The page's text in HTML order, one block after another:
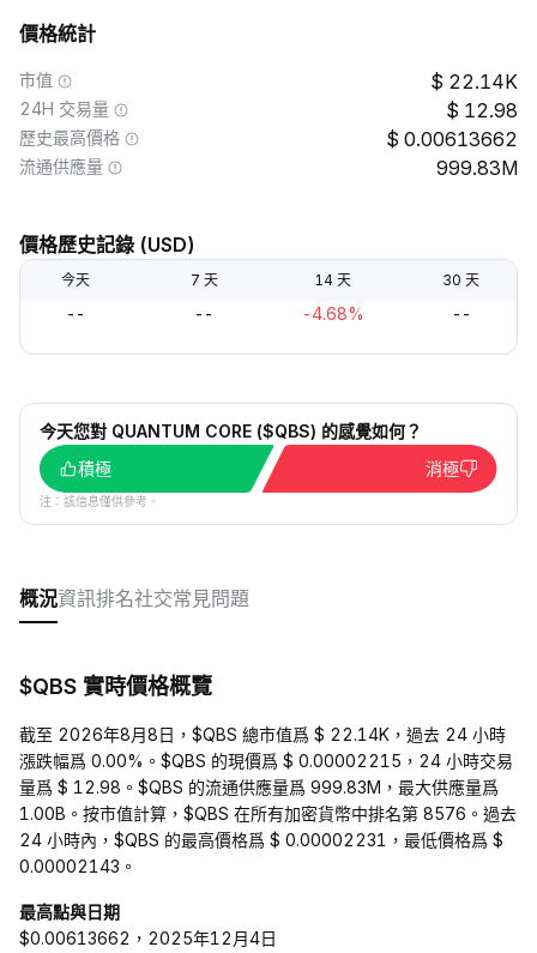
價格統計
市值 22.14K
24H 交易量 12.98
歷史最高價格 0.00613662
流通供應量 999.83M
價格歷史記錄 (USD)
今天 7 天 14 天 30 天
-- -- -4.68% --
今天您對 QUANTUM CORE ($QBS) 的感覺如何？
積極
消極
注：該信息僅供參考。
概況資訊排名社交常見問題
$QBS 實時價格概覽
截至 2026年8月8日，$QBS 總市值爲 $ 22.14K，過去 24 小時
漲跌幅爲 0.00%。$QBS 的現價爲 $ 0.00002215，24 小時交易
量爲 $ 12.98。$QBS 的流通供應量爲 999.83M，最大供應量爲
1.00B。按市值計算，$QBS 在所有加密貨幣中排名第 8576。過去
24 小時內，$QBS 的最高價格爲 $ 0.00002231，最低價格爲 $
0.00002143。
最高點與日期
$0.00613662，2025年12月4日